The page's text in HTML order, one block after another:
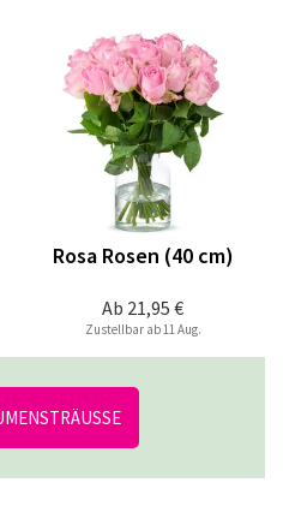
Ab 21,95 €
Rosa Rosen (40 cm)
Zustellbar ab 11 Aug.